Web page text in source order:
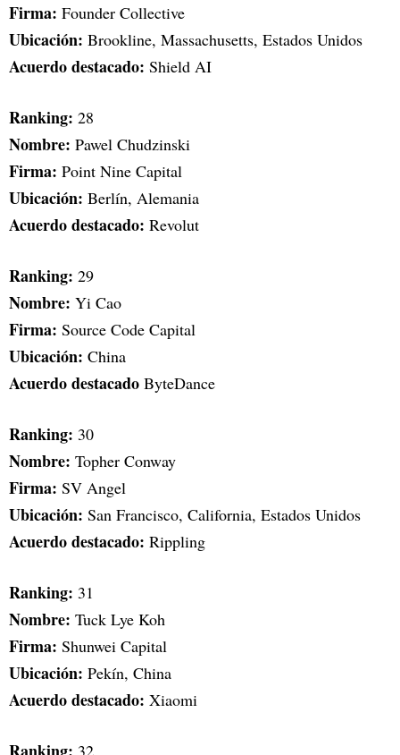
Firma: Founder Collective
Ubicación: Brookline, Massachusetts, Estados Unidos
Acuerdo destacado: Shield AI
Ranking: 28
Nombre: Pawel Chudzinski
Firma: Point Nine Capital
Ubicación: Berlín, Alemania
Acuerdo destacado: Revolut
Ranking: 29
Nombre: Yi Cao
Firma: Source Code Capital
Ubicación: China
Acuerdo destacado ByteDance
Ranking: 30
Nombre: Topher Conway
Firma: SV Angel
Ubicación: San Francisco, California, Estados Unidos
Acuerdo destacado: Rippling
Ranking: 31
Nombre: Tuck Lye Koh
Firma: Shunwei Capital
Ubicación: Pekín, China
Acuerdo destacado: Xiaomi
32